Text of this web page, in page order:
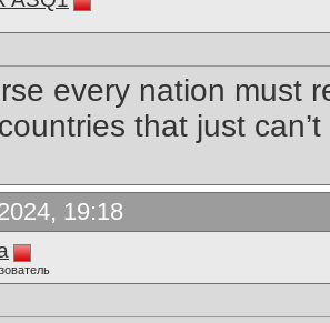
every nation must
that just
19:18